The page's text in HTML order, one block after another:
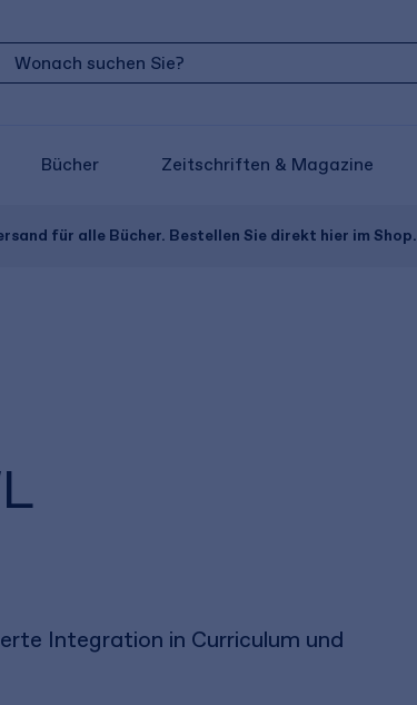
Bücher Zeitschriften & Magazine
für alle Bücher. Bestellen Sie direkt hier im Shop.
Integration in Curriculum und